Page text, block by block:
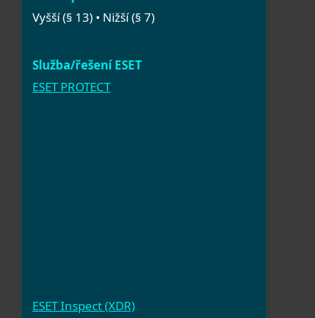
Vyšší (§ 13) • Nižší (§ 7)
ESET PROTECT
ESET Inspect (XDR)